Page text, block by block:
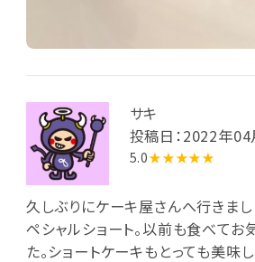
サキ
投稿日：2022年
5.0★★★★★
久しぶりにケーキ屋さんへ行きまし
ペシャルショート。以前も食べてお
た。ショートケーキもとっても美味